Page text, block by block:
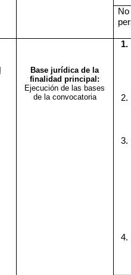
Base jurídica de la
finalidad principal:
Ejecución de las bases
de la convocatoria
1.
2.
3.
4.